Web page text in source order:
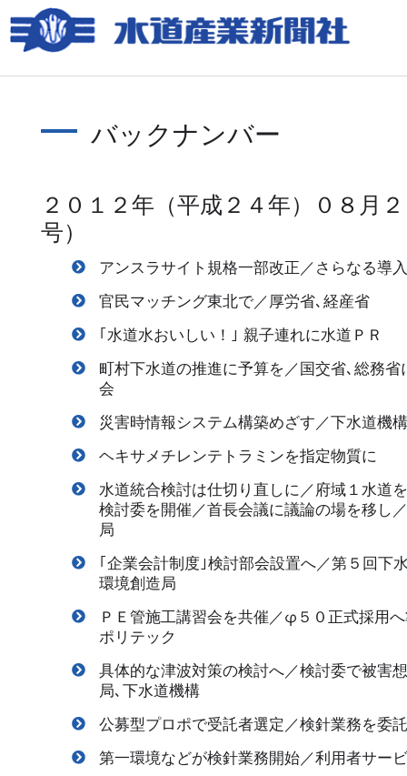
バックナンバー
２０１２年（平成２４年）０８月
号）
アンスラサイト規格一部改正／さらなる導
官民マッチング東北で／厚労省､経産省
｢水道水おいしい！｣ 親子連れに水道ＰＲ
町村下水道の推進に予算を／国交省､総務
会
災害時情報システム構築めざす／下水道機構
ヘキサメチレンテトラミンを指定物質に
水道統合検討は仕切り直しに／府域１水道
検討委を開催／首長会議に議論の場を移し
局
｢企業会計制度｣検討部会設置へ／第５回下
環境創造局
ＰＥ管施工講習会を共催／φ５０正式採用
ポリテック
具体的な津波対策の検討へ／検討委で被害
局､下水道機構
公募型プロポで受託者選定／検針業務を委
第一環境などが検針業務開始／利用者サー